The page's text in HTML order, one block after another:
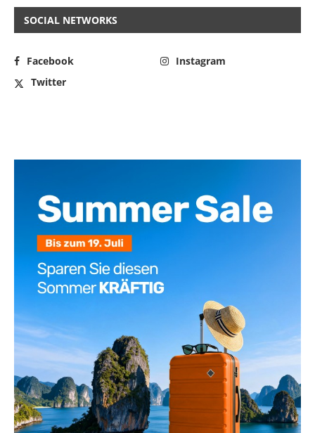
SOCIAL NETWORKS
Facebook
Instagram
Twitter